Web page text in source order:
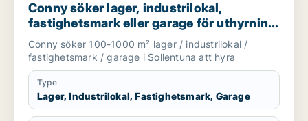
Conny söker lager, industrilokal,
fastighetsmark eller garage för uthyrning
i Sollentuna
Conny söker 100-1000 m² lager / industrilokal /
fastighetsmark / garage i Sollentuna att hyra
Type
Lager, Industrilokal, Fastighetsmark, Garage